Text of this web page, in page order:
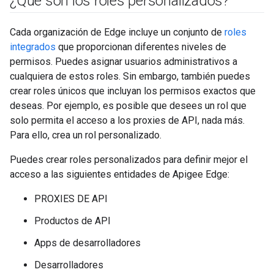
Cada organización de Edge incluye un conjunto de roles
integrados que proporcionan diferentes niveles de
permisos. Puedes asignar usuarios administrativos a
cualquiera de estos roles. Sin embargo, también puedes
crear roles únicos que incluyan los permisos exactos que
deseas. Por ejemplo, es posible que desees un rol que
solo permita el acceso a los proxies de API, nada más.
Para ello, crea un rol personalizado.
Puedes crear roles personalizados para definir mejor el
acceso a las siguientes entidades de Apigee Edge:
PROXIES DE API
Productos de API
Apps de desarrolladores
Desarrolladores